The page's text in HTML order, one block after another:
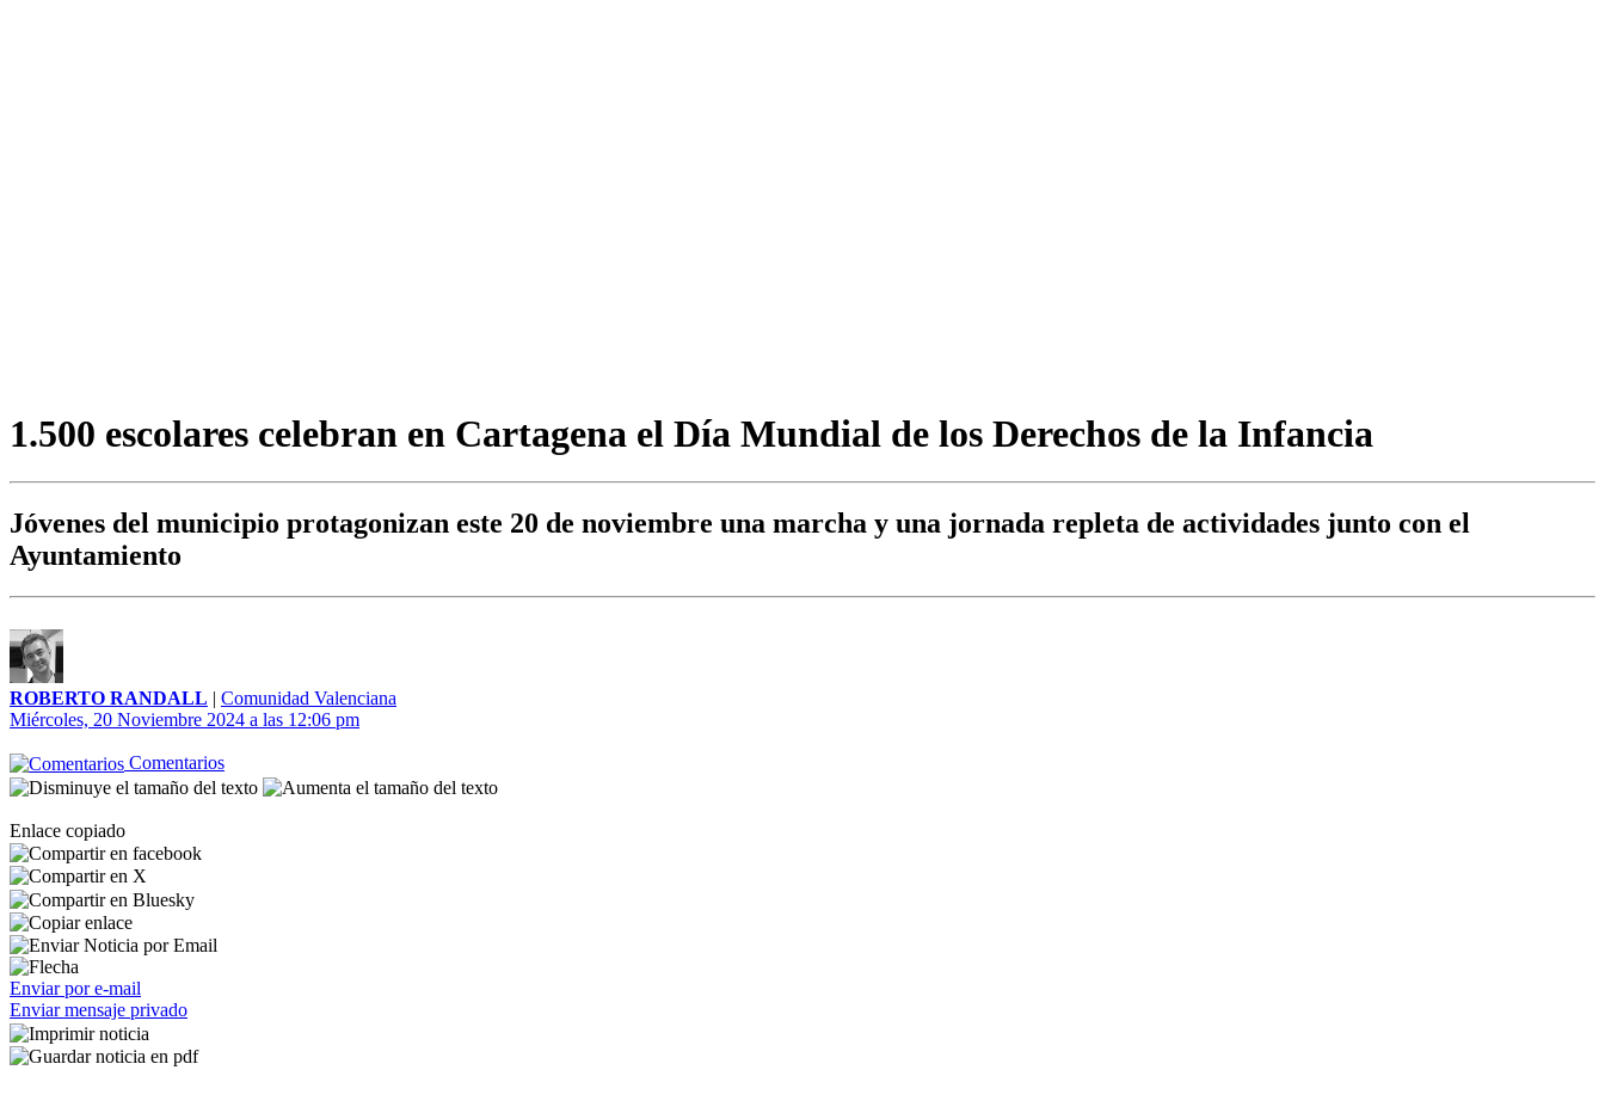
1.500 escolares celebran en Cartagena el Día Mundial de los Derechos de la Infancia
Jóvenes del municipio protagonizan este 20 de noviembre una marcha y una jornada repleta de actividades junto con el
Ayuntamiento
ROBERTO RANDALL | Comunidad Valenciana
Miércoles, 20 Noviembre 2024 a las 12:06 pm
Comentarios
Enlace copiado
Enviar por e-mail
Enviar mensaje privado